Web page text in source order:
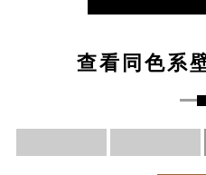
查看同色系